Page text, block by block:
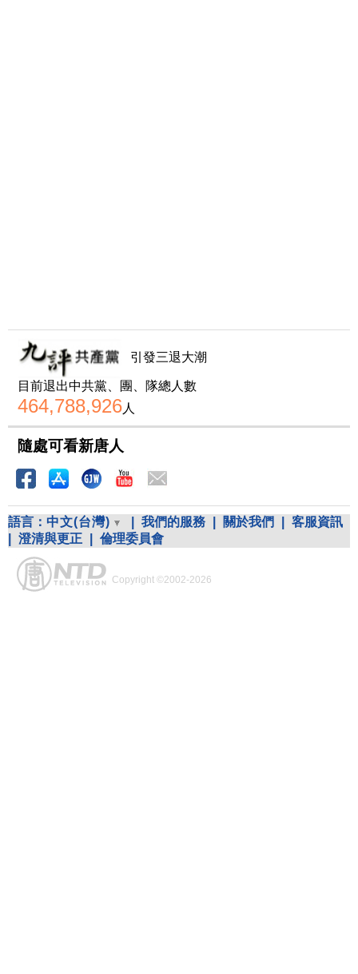
引發三退大潮
目前退出中共黨、團、隊總人數
464,788,926人
隨處可看新唐人
語言： 中文(台灣) 我們的服務 關於我們
客服資訊
澄清與更正 倫理委員會
Copyright ©2002-2026